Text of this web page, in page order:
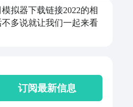
拟器下载链接2022的相
多说就让我们一起来看
订阅最新信息